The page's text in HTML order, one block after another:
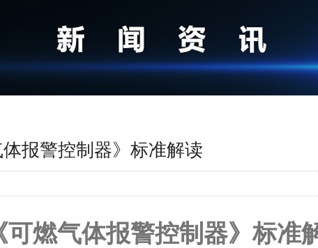
体报警控制器》标准解读
可燃气体报警控制器》标准